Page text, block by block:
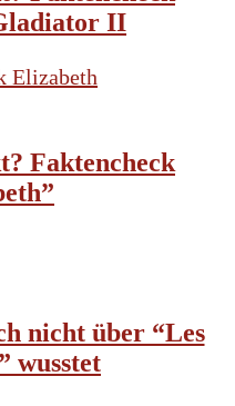
II
Faktencheck
nicht über “Les
wusstet